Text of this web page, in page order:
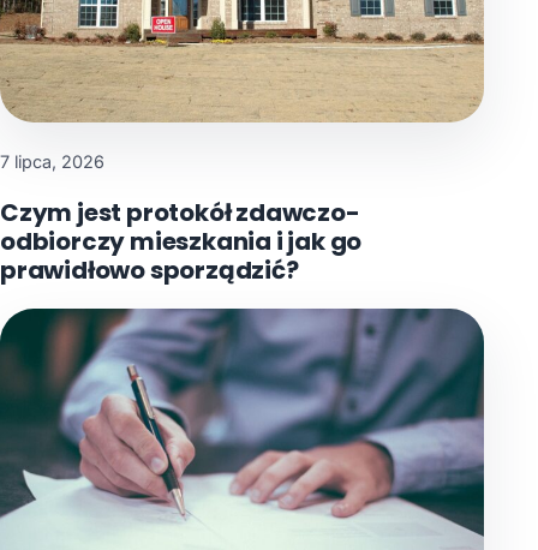
7 lipca, 2026
Czym jest protokół zdawczo-
odbiorczy mieszkania i jak go
prawidłowo sporządzić?